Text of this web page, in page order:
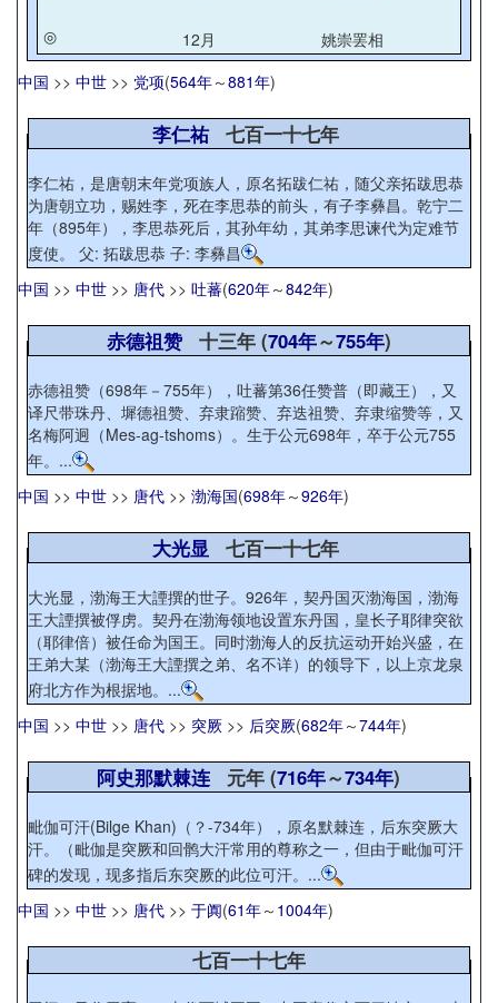
◎ 12月
姚崇罢相
中国 >> 中世 >> 党项(564年～881年)
李仁祐七百一十七年
李仁祐，是唐朝末年党项族人，原名拓跋仁祐，随父亲拓跋思恭
为唐朝立功，赐姓李，死在李思恭的前头，有子李彝昌。乾宁二
年（895年），李思恭死后，其孙年幼，其弟李思谏代为定难节
度使。 父: 拓跋思恭 子: 李彝昌
中国 >> 中世 >> 唐代 >> 吐蕃(620年～842年)
赤德祖赞十三年 (704年～755年)
赤德祖赞（698年－755年），吐蕃第36任赞普（即藏王），又
译尺带珠丹、墀德祖赞、弃隶蹜赞、弃迭祖赞、弃隶缩赞等，又
名梅阿迥（Mes-ag-tshoms）。生于公元698年，卒于公元755
年。...
中国 >> 中世 >> 唐代 >> 渤海国(698年～926年)
大光显 七百一十七年
大光显，渤海王大諲撰的世子。926年，契丹国灭渤海国，渤海
王大諲撰被俘虏。契丹在渤海领地设置东丹国，皇长子耶律突欲
（耶律倍）被任命为国王。同时渤海人的反抗运动开始兴盛，在
王弟大某（渤海王大諲撰之弟、名不详）的领导下，以上京龙泉
府北方作为根据地。...
中国 >> 中世 >> 唐代 >> 突厥 >> 后突厥(682年～744年)
阿史那默棘连 元年 (716年～734年)
毗伽可汗(Bilge Khan)（？-734年），原名默棘连，后东突厥大
汗。（毗伽是突厥和回鹘大汗常用的尊称之一，但由于毗伽可汗
碑的发现，现多指后东突厥的此位可汗。...
中国 >> 中世 >> 唐代 >> 于阗(61年～ 1004年)
七百一十七年